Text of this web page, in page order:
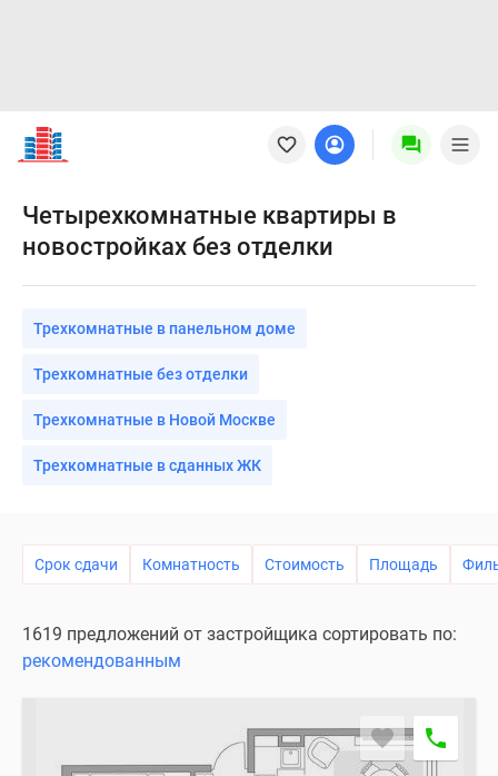
Новостройки
Квартиры
Новостройки
Москвы
Новостройки
Подмосковья
Новой
Москвы
Готовые
новостройки
предложения
Коммерческие
Продавцы
Видеообзор
Четырехкомнатные квартиры в
новостройках без отделки
Трехкомнатные в панельном доме
Трехкомнатные без отделки
Трехкомнатные в Новой Москве
Трехкомнатные в сданных ЖК
Срок сдачи Комнатность Стоимость Площадь
1619 предложений от застройщика сортировать по:
рекомендованным